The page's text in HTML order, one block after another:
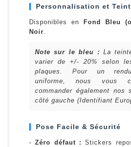
Personnalisation et
Disponibles en Fond Bleu
Noir.
Note sur le bleu : La
varier de +/- 20% selon
plaques. Pour un
uniforme, nous vous
commander également nos
côté gauche (Identifiant
Pose Facile & Sécurité
-Zéro défaut : Stickers